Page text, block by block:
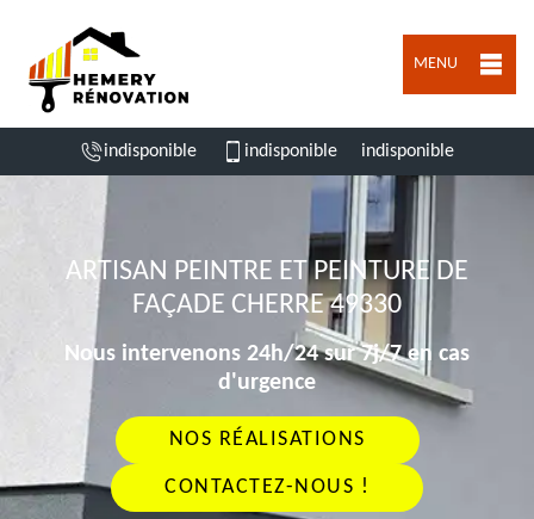
MENU
indisponible indisponible indisponible
ARTISAN PEINTRE ET PEINTURE DE
FAÇADE CHERRE 49330
Nous intervenons 24h/24 sur 7j/7 en cas
d'urgence
NOS RÉALISATIONS
CONTACTEZ-NOUS !